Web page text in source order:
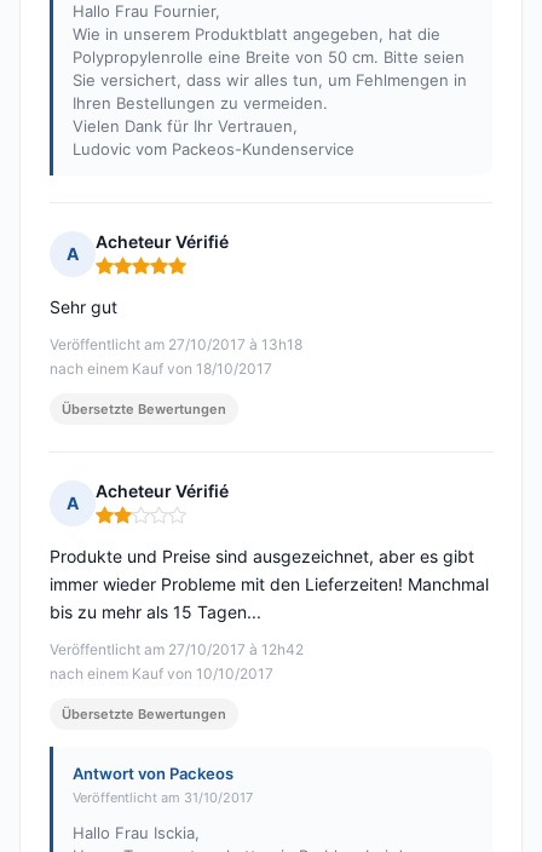
Hallo Frau Fournier,
Wie in unserem Produktblatt angegeben, hat die
Polypropylenrolle eine Breite von 50 cm. Bitte seien
Sie versichert, dass wir alles tun, um Fehlmengen in
Ihren Bestellungen zu vermeiden.
Vielen Dank für Ihr Vertrauen,
Ludovic vom Packeos-Kundenservice
A
Acheteur Vérifié
Hinweis: 5 von 5
Veröffentlicht am 27/10/2017 à 13h18
nach einem Kauf von 18/10/2017
Sehr gut
Übersetzte Bewertungen
A
Acheteur Vérifié
Hinweis: 2 von 5
Veröffentlicht am 27/10/2017 à 12h42
nach einem Kauf von 10/10/2017
Produkte und Preise sind ausgezeichnet, aber es gibt
immer wieder Probleme mit den Lieferzeiten! Manchmal
bis zu mehr als 15 Tagen...
Übersetzte Bewertungen
Antwort von Packeos
Veröffentlicht am 31/10/2017
Hallo Frau Isckia,